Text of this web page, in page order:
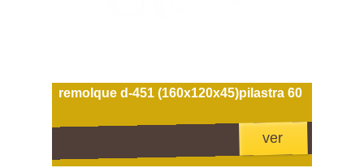
remolque d-451 (160x120x45)pilastra 60
ver